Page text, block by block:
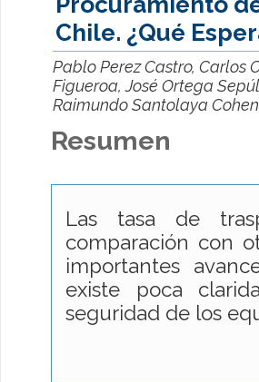
Chile. ¿Qué
Pablo Perez Castro, Carlos
Figueroa, José Ortega
Raimundo Santolaya Cohen
Resumen
Las tasa de
comparación con
importantes
existe poca
seguridad de los